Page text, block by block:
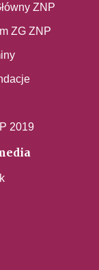
ZNP
ZG ZNP
2019